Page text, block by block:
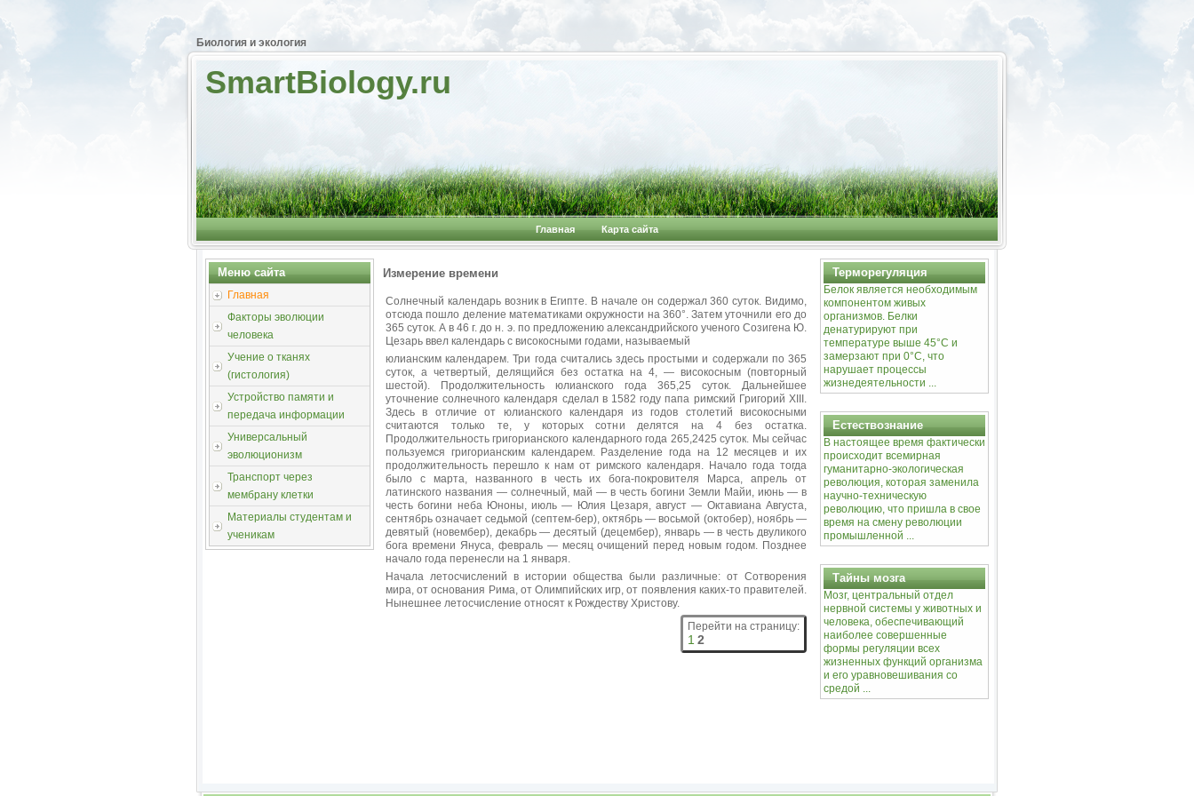
Биология и экология
SmartBiology.ru
Главная Карта сайта
Меню сайта
Главная
Факторы эволюции
человека
Учение о тканях
(гистология)
Устройство памяти и
передача информации
Универсальный
эволюционизм
Транспорт через
мембрану клетки
Материалы студентам и
ученикам
Измерение времени
Солнечный календарь возник в Египте. В начале он содержал 360 суток. Видимо,
отсюда пошло деление математиками окружности на 360°. Затем уточнили его до
365 суток. А в 46 г. до н. э. по предложению александрийского ученого Созигена Ю.
Цезарь ввел календарь с високосными годами, называемый
юлианским календарем. Три года считались здесь простыми и содержали по 365
суток, а четвертый, делящийся без остатка на 4, — високосным (повторный
шестой). Продолжительность юлианского года 365,25 суток. Дальнейшее
уточнение солнечного календаря сделал в 1582 году папа римский Григорий XIII.
Здесь в отличие от юлианского календаря из годов столетий високосными
считаются только те, у которых сотни делятся на 4 без остатка.
Продолжительность григорианского календарного года 265,2425 суток. Мы сейчас
пользуемся григорианским календарем. Разделение года на 12 месяцев и их
продолжительность перешло к нам от римского календаря. Начало года тогда
было с марта, названного в честь их бога-покровителя Марса, апрель от
латинского названия — солнечный, май — в честь богини Земли Майи, июнь — в
честь богини неба Юноны, июль — Юлия Цезаря, август — Октавиана Августа,
сентябрь означает седьмой (септем-бер), октябрь — восьмой (октобер), ноябрь —
девятый (новембер), декабрь — десятый (децембер), январь — в честь двуликого
бога времени Януса, февраль — месяц очищений перед новым годом. Позднее
начало года перенесли на 1 января.
Начала летосчислений в истории общества были различные: от Сотворения
мира, от основания Рима, от Олимпийских игр, от появления каких-то правителей.
Нынешнее летосчисление относят к Рождеству Христову.
Перейти на страницу:
1 2
Терморегуляция
Белок является необходимым
компонентом живых
организмов. Белки
денатурируют при
температуре выше 45°С и
замерзают при 0°С, что
нарушает процессы
жизнедеятельности ...
Естествознание
В настоящее время фактически
происходит всемирная
гуманитарно-экологическая
революция, которая заменила
научно-техническую
революцию, что пришла в свое
время на смену революции
промышленной ...
Тайны мозга
Мозг, центральный отдел
нервной системы у животных и
человека, обеспечивающий
наиболее совершенные
формы регуляции всех
жизненных функций организма
и его уравновешивания со
средой ...